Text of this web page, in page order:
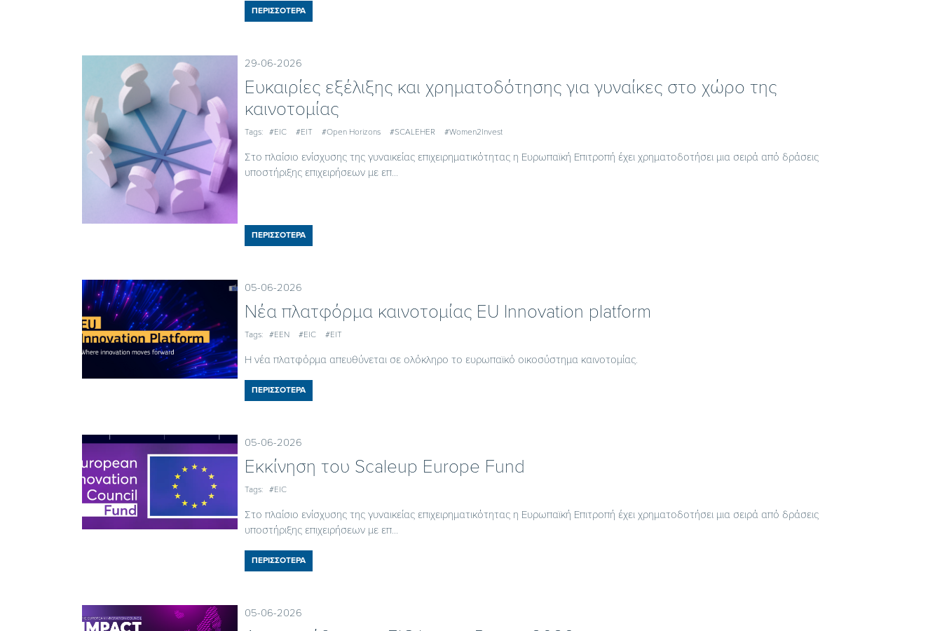
ΠΕΡΙΣΣΟΤΕΡΑ
29-06-2026
Ευκαιρίες εξέλιξης και χρηματοδότησης για γυναίκες στο χώρο της
καινοτομίας
Tags: #EIC #EIT #Open Horizons #SCALEHER #Women2Invest
Στο πλαίσιο ενίσχυσης της γυναικείας επιχειρηματικότητας η Ευρωπαϊκή Επιτροπή έχει χρηματοδοτήσει μια σειρά από δράσεις
υποστήριξης επιχειρήσεων με επ...
ΠΕΡΙΣΣΟΤΕΡΑ
05-06-2026
Nέα πλατφόρμα καινοτομίας EU Innovation platform
Tags: #EEN #EIC #EIT
Η νέα πλατφόρμα απευθύνεται σε ολόκληρο το ευρωπαϊκό οικοσύστημα καινοτομίας.
ΠΕΡΙΣΣΟΤΕΡΑ
05-06-2026
Εκκίνηση του Scaleup Europe Fund
Tags: #EIC
Στο πλαίσιο ενίσχυσης της γυναικείας επιχειρηματικότητας η Ευρωπαϊκή Επιτροπή έχει χρηματοδοτήσει μια σειρά από δράσεις
υποστήριξης επιχειρήσεων με επ...
ΠΕΡΙΣΣΟΤΕΡΑ
05-06-2026